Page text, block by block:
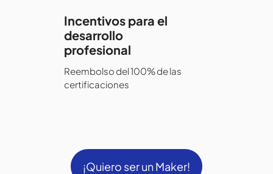
Incentivos para el
desarrollo
profesional
Reembolso del 100% de las
certificaciones
¡Quiero ser un Maker!